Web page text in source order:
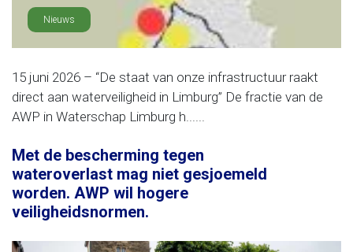
Nieuws
15 juni 2026 – “De staat van onze infrastructuur raakt
direct aan waterveiligheid in Limburg” De fractie van de
AWP in Waterschap Limburg h......
Met de bescherming tegen
wateroverlast mag niet gesjoemeld
worden. AWP wil hogere
veiligheidsnormen.